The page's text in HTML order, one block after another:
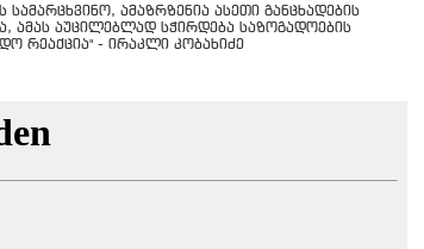
სამარცხვინო, ამაზრზენია ასეთი განცხადების
ამას აუცილებლად სჭირდება საზოგადოების
რეაქცია" - ირაკლი კობახიძე